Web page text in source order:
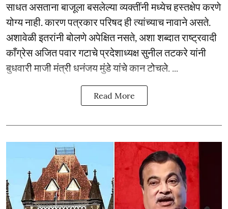
साधत असताना बाजूला बसलेल्या व्यक्तींनी मध्येच हस्तक्षेप करणे
योग्य नाही. कारण पत्रकार परिषद ही त्यांच्याच नावाने असते.
अशावेळी इतरांनी बोलणे अपेक्षित नसते, अशा शब्दात राष्ट्रवादी
काँग्रेस अजित पवार गटाचे प्रदेशाध्यक्ष सुनील तटकरे यांनी
बुधवारी माजी मंत्री धनंजय मुंडे यांचे कान टोचले. ...
Read More